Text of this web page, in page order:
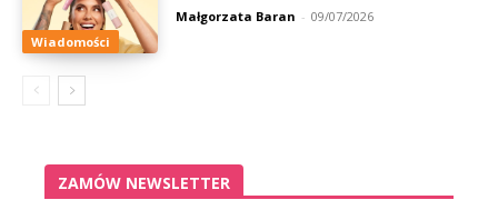
Wiadomości
Małgorzata Baran - 09/07/2026
ZAMÓW NEWSLETTER